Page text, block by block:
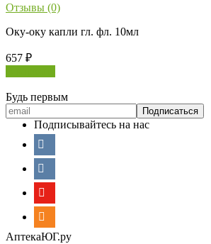
Отзывы (0)
Оку-оку капли гл. фл. 10мл
657 ₽
Будь первым
Подписывайтесь на нас
АптекаЮГ.ру